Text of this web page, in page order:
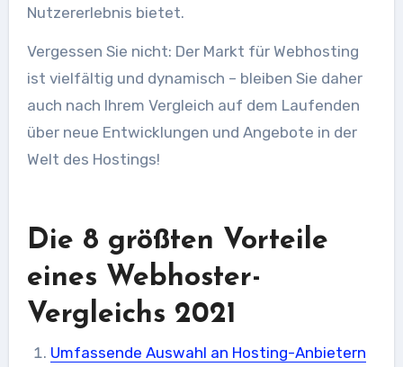
Nutzererlebnis bietet.
Vergessen Sie nicht: Der Markt für Webhosting
ist vielfältig und dynamisch – bleiben Sie daher
auch nach Ihrem Vergleich auf dem Laufenden
über neue Entwicklungen und Angebote in der
Welt des Hostings!
Die 8 größten Vorteile
eines Webhoster-
Vergleichs 2021
Umfassende Auswahl an Hosting-Anbietern